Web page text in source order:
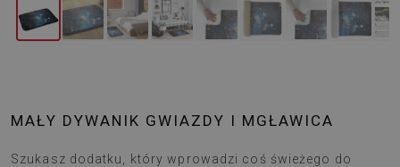
MAŁY DYWANIK GWIAZDY I MGŁAWICA
Szukasz dodatku, który wprowadzi coś świeżego do